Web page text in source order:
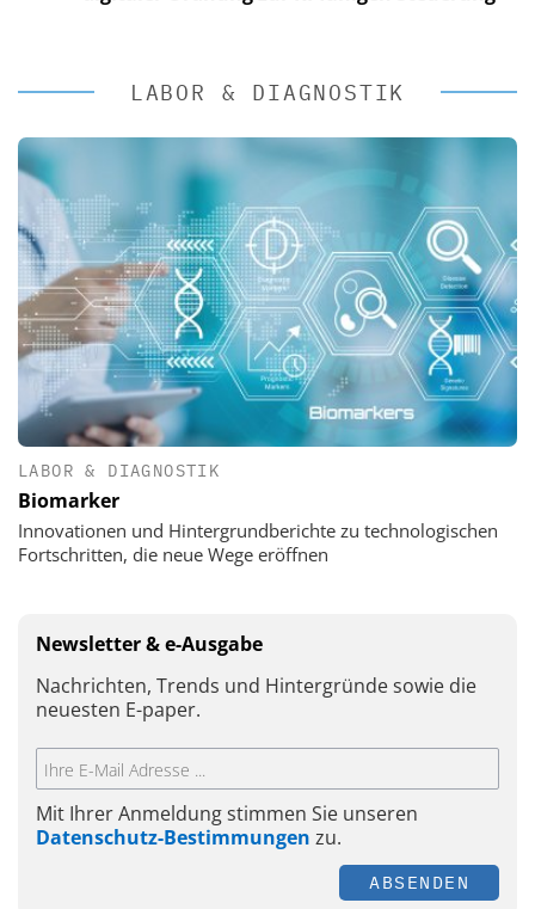
LABOR & DIAGNOSTIK
LABOR & DIAGNOSTIK
Biomarker
Innovationen und Hintergrundberichte zu technologischen
Fortschritten, die neue Wege eröffnen
Newsletter & e-Ausgabe
Nachrichten, Trends und Hintergründe sowie die
neuesten E-paper.
Mit Ihrer Anmeldung stimmen Sie unseren
Datenschutz-Bestimmungen zu.
ABSENDEN